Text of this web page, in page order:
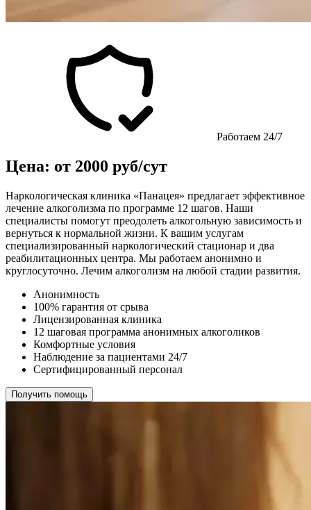
Работаем 24/7
Цена: от 2000 руб/сут
Наркологическая клиника «Панацея» предлагает эффективное
лечение алкоголизма по программе 12 шагов. Наши
специалисты помогут преодолеть алкогольную зависимость и
вернуться к нормальной жизни. К вашим услугам
специализированный наркологический стационар и два
реабилитационных центра. Мы работаем анонимно и
круглосуточно. Лечим алкоголизм на любой стадии развития.
Анонимность
100% гарантия от срыва
Лицензированная клиника
12 шаговая программа анонимных алкоголиков
Комфортные условия
Наблюдение за пациентами 24/7
Сертифицированный персонал
Получить помощь